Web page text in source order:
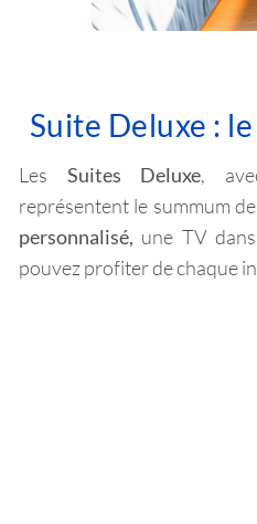
Suite Deluxe :
Les Suites Deluxe,
représentent le summum
personnalisé, une TV
pouvez profiter de chaque